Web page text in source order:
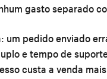
gasto separado
um pedido enviado
e tempo de
custa a venda